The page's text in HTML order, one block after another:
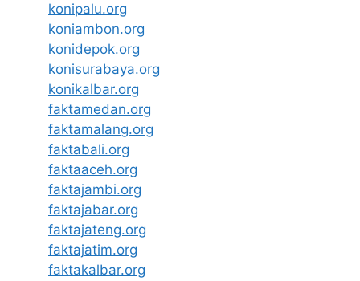
konipalu.org
koniambon.org
konidepok.org
konisurabaya.org
konikalbar.org
faktamedan.org
faktamalang.org
faktabali.org
faktaaceh.org
faktajambi.org
faktajabar.org
faktajateng.org
faktajatim.org
faktakalbar.org